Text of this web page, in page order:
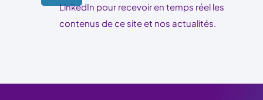
LinkedIn pour recevoir en temps réel les
contenus de ce site et nos actualités.